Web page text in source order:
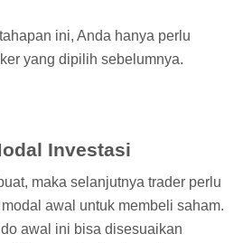
ini, Anda hanya perlu
yang dipilih sebelumnya.
Investasi
maka selanjutnya trader perlu
awal untuk membeli saham.
awal ini bisa disesuaikan